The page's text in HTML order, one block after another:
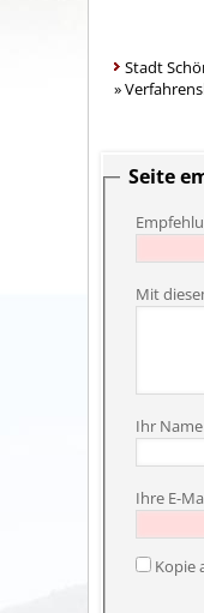
Stadt
»
Seite
Mit
Ihr Name
Ihre E-
Kopie